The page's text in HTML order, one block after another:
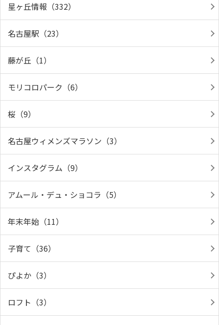
星ヶ丘情報（332）
名古屋駅（23）
藤が丘（1）
モリコロパーク（6）
桜（9）
名古屋ウィメンズマラソン（3）
インスタグラム（9）
アムール・デュ・ショコラ（5）
年末年始（11）
子育て（36）
ぴよか（3）
ロフト（3）